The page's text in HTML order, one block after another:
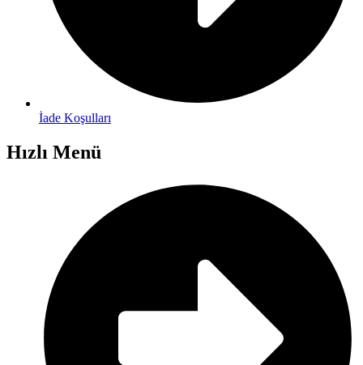
İade Koşulları
Hızlı Menü